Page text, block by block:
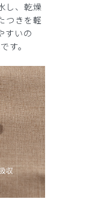
し、乾燥
つきを軽
すいの
す。